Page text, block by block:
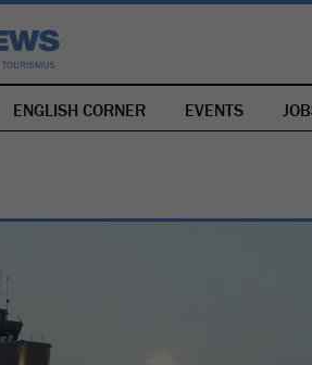
ENGLISH CORNER EVENTS